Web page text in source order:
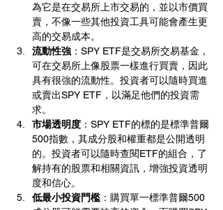
為它是在交易所上市交易的，並以市價買
賣，不像一些其他投資工具可能會產生更
高的交易成本。
流動性強 ：SPY ETF是交易所交易基金，
可在交易所上像股票一樣進行買賣，因此
具有很強的流動性。投資者可以隨時買進
或賣出SPY ETF，以滿足他們的投資需
求。
市場透明度 ：SPY ETF的標的是標準普爾
500指數，其成分股和權重都是公開透明
的。投資者可以隨時查閱ETF的組合，了
解持有的股票和相關資訊，增強投資透明
度和信心。
低最小投資門檻 ：購買單一標準普爾500